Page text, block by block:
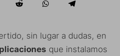
sin lugar a dudas, en
que instalamos